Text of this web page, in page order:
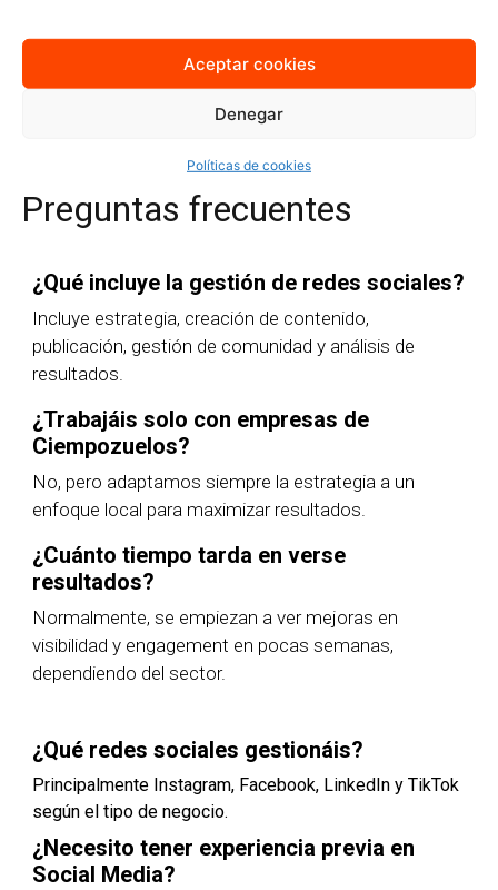
Aceptar cookies
Denegar
Políticas de cookies
Preguntas frecuentes
¿Qué incluye la gestión de redes sociales?
Incluye estrategia, creación de contenido,
publicación, gestión de comunidad y análisis de
resultados.
¿Trabajáis solo con empresas de
Ciempozuelos?
No, pero adaptamos siempre la estrategia a un
enfoque local para maximizar resultados.
¿Cuánto tiempo tarda en verse
resultados?
Normalmente, se empiezan a ver mejoras en
visibilidad y engagement en pocas semanas,
dependiendo del sector.
¿Qué redes sociales gestionáis?
Principalmente Instagram, Facebook, LinkedIn y TikTok
según el tipo de negocio.
¿Necesito tener experiencia previa en
Social Media?